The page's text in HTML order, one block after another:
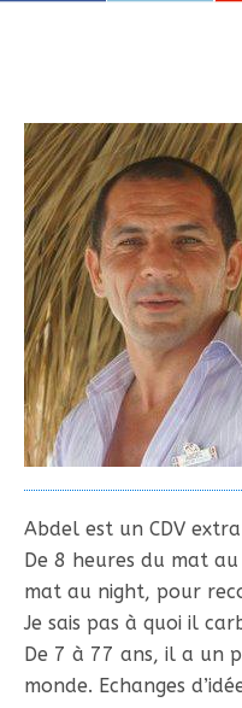
Abdel est un CDV
De 8 heures du mat
mat au night, pour
Je sais pas à quoi il
De 7 à 77 ans, il a un
monde. Echanges